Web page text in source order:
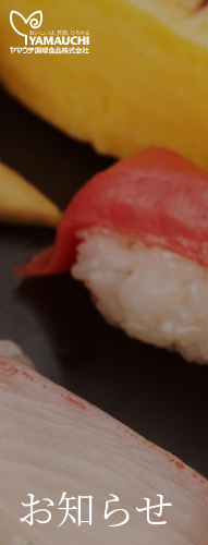
お知らせ